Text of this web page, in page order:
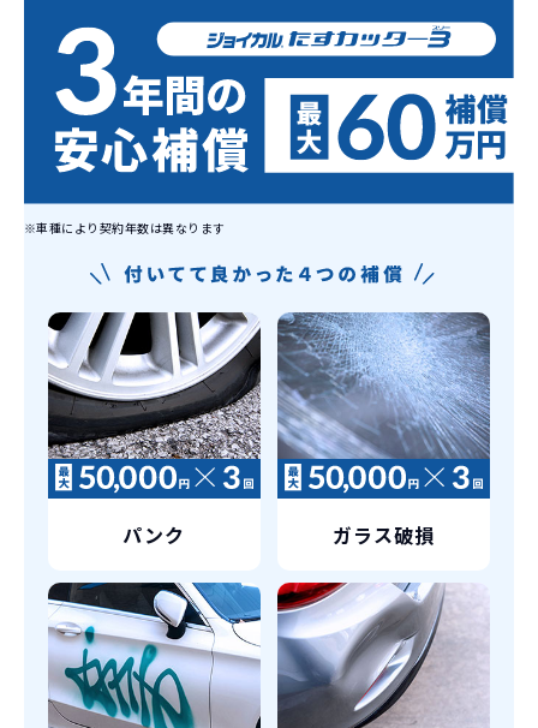
お車を返却いただく
必要があるため
通常のカーリースの場合、そのまま継続
して乗るか、購入するかなどを選べます。
しかし、イッカーズの場合は、車両を必
ず返却していただくことを前提とするこ
とで「超低価格」を実現しています。
ライフスタイルに合わせたお車の選択が
できます。急な引っ越し、転勤、家族が増
えるなど。その時その時の状況に合わせ
た車を選べるっていいとおもいません
か？
新型の新車に 定期的に乗換
車はだいたい３年くらいで飽きると言わ
れています。
もちろん、その人によりますが、最新型
車に常に乗り続けられるのは気持ちよ
継続的にかかる費用が
コミコミ
維持にかかる、毎年の｢自動車税｣はコミ
｢自動車重量税｣、｢自賠責保険料｣「整備
※車種により契約年数は異なります
パンク ガラス破損